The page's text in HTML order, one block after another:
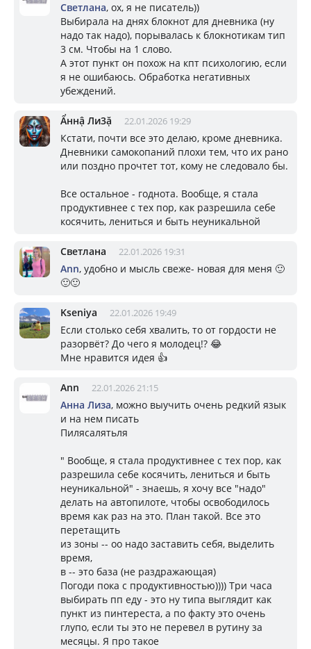
Светлана, ох, я не писатель))
Выбирала на днях блокнот для дневника (ну
надо так надо), порывалась к блокнотикам тип
3 см. Чтобы на 1 слово.
А этот пункт он похож на кпт психологию, если
я не ошибаюсь. Обработка негативных
убеждений.
Ẩннậ Ли3ặ 22.01.2026 19:29
Кстати, почти все это делаю, кроме дневника.
Дневники самокопаний плохи тем, что их рано
или поздно прочтет тот, кому не следовало бы.
Все остальное - годнота. Вообще, я стала
продуктивнее с тех пор, как разрешила себе
косячить, лениться и быть неуникальной
Светлана 22.01.2026 19:31
Ann, удобно и мысль свеже- новая для меня 🙂
🙂🙂
Kseniya 22.01.2026 19:49
Если столько себя хвалить, то от гордости не
разорвёт? До чего я молодец!? 😂
Мне нравится идея 👍
Ann 22.01.2026 21:15
Aнна Лизa, можно выучить очень редкий язык
и на нем писать
Пилясалятьля
" Вообще, я стала продуктивнее с тех пор, как
разрешила себе косячить, лениться и быть
неуникальной" - знаешь, я хочу все "надо"
делать на автопилоте, чтобы освободилось
время как раз на это. План такой. Все это
перетащить
из зоны -- оо надо заставить себя, выделить
время,
в -- это база (не раздражающая)
Погоди пока с продуктивностью)))) Три часа
выбирать пп еду - это ну типа выглядит как
пункт из пинтереста, а по факту это очень
глупо, если ты это не перевел в рутину за
месяцы. Я про такое